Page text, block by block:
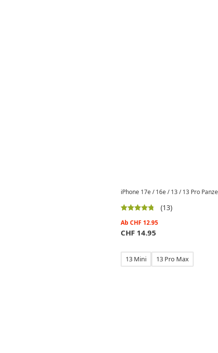
iPhone 17e / 16e / 13 / 13 Pro
(13)
Ab CHF 12.95
CHF 14.95
13 Mini 13 Pro Max